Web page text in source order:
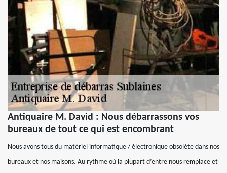
Antiquaire M. David : Nous débarrassons vos
bureaux de tout ce qui est encombrant
Nous avons tous du matériel informatique / électronique obsolète dans nos
bureaux et nos maisons. Au rythme où la plupart d’entre nous remplace et